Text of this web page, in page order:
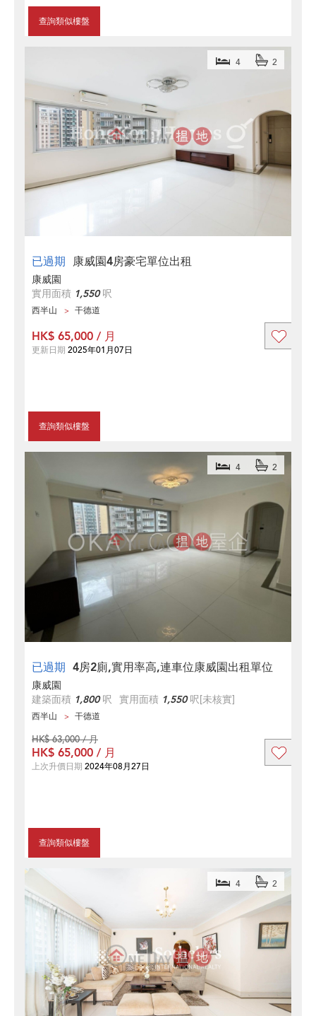
查詢類似樓盤
已過期 康威園4房豪宅單位出租
4 2
康威園
實用面積 1,550呎
西半山 干德道
查詢類似樓盤
HK$ 65,000 / 月
更新日期 2025年01月07日
已過期 4房2廁,實用率高,連車位康威園出租單位
4 2
康威園
建築面積 1,800呎 實用面積 1,550呎[未核實]
西半山 干德道
查詢類似樓盤
HK$ 63,000 / 月
HK$ 65,000 / 月
上次升價日期 2024年08月27日
4 2